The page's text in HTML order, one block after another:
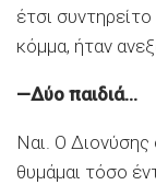
έτσι
κόμμα, ήταν
—Δύο παιδιά…
Ναι. Ο Διονύσης
θυμάμαι τόσο